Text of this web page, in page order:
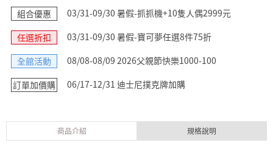
組合優惠
03/31-09/30 暑假-抓抓機+10隻人偶2999元
任選折扣
03/31-09/30 暑假-寶可夢任選8件75折
全館活動
08/08-08/09 2026父親節快樂1000-100
訂單加價購
06/17-12/31 迪士尼撲克牌加購
商品介紹 規格說明